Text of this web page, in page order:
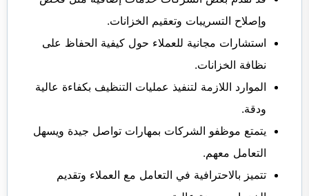
وإصلاح التسريبات وتعقيم الخزانات.
استشارات مجانية للعملاء حول كيفية الحفاظ على
نظافة الخزانات.
الموارد اللازمة لتنفيذ عمليات التنظيف بكفاءة عالية
ودقة.
يتمتع موظفو الشركات بمهارات تواصل جيدة ويسهل
التعامل معهم.
تتميز بالاحترافية في التعامل مع العملاء وتقديم